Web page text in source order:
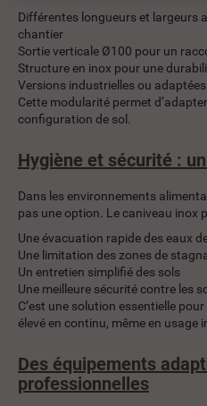
Différentes longueurs et largeurs
chantier
Sortie verticale Ø100 pour un
Structure en inox pour une
Versions industrielles ou
Cette modularité permet
configuration de sol.
Hygiène et sécurité :
Dans les environnements
pas une option. Le caniveau inox
Une évacuation rapide des eaux
Une limitation des zones de
Un entretien simplifié des sols
Une meilleure sécurité contre les
C’est une solution essentielle
élevé en continu, même en usage
Des équipements
professionnelles